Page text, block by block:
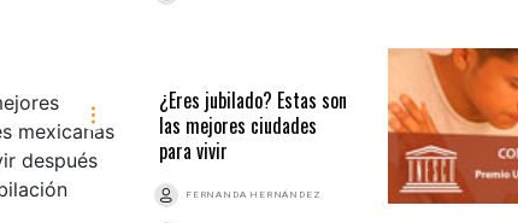
¿Eres jubilado? Estas son
las mejores ciudades
para vivir
FERNANDA HERNÁNDEZ